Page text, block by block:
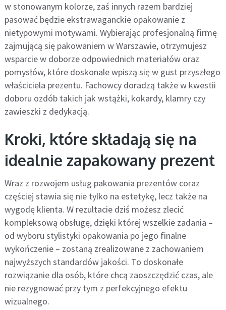
w stonowanym kolorze, zaś innych razem bardziej
pasować będzie ekstrawaganckie opakowanie z
nietypowymi motywami. Wybierając profesjonalną firmę
zajmującą się pakowaniem w Warszawie, otrzymujesz
wsparcie w doborze odpowiednich materiałów oraz
pomysłów, które doskonale wpiszą się w gust przyszłego
właściciela prezentu. Fachowcy doradzą także w kwestii
doboru ozdób takich jak wstążki, kokardy, klamry czy
zawieszki z dedykacją.
Kroki, które składają się na
idealnie zapakowany prezent
Wraz z rozwojem usług pakowania prezentów coraz
częściej stawia się nie tylko na estetykę, lecz także na
wygodę klienta. W rezultacie dziś możesz zlecić
kompleksową obsługę, dzięki której wszelkie zadania –
od wyboru stylistyki opakowania po jego finalne
wykończenie – zostaną zrealizowane z zachowaniem
najwyższych standardów jakości. To doskonałe
rozwiązanie dla osób, które chcą zaoszczędzić czas, ale
nie rezygnować przy tym z perfekcyjnego efektu
wizualnego.